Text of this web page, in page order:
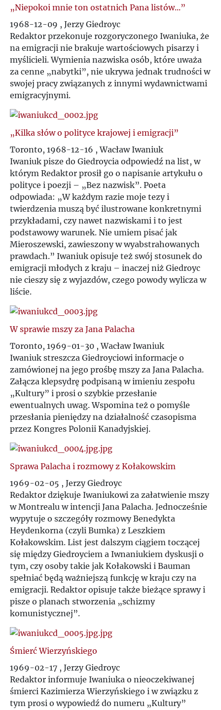
T
U
V
Ż
„Niepokoi mnie ton ostatnich Pana listów...”
1968-12-09 , Jerzy Giedroyc
Redaktor przekonuje rozgoryczonego Iwaniuka, że
na emigracji nie brakuje wartościowych pisarzy i
myślicieli. Wymienia nazwiska osób, które uważa
za cenne „nabytki”, nie ukrywa jednak trudności w
swojej pracy związanych z innymi wydawnictwami
emigracyjnymi.
„Kilka słów o polityce krajowej i emigracji”
Toronto, 1968-12-16 , Wacław Iwaniuk
Iwaniuk pisze do Giedroycia odpowiedź na list, w
którym Redaktor prosił go o napisanie artykułu o
polityce i poezji – „Bez nazwisk”. Poeta
odpowiada: „W każdym razie moje tezy i
twierdzenia muszą być ilustrowane konkretnymi
przykładami, czy nawet nazwiskami i to jest
podstawowy warunek. Nie umiem pisać jak
Mieroszewski, zawieszony w wyabstrahowanych
prawdach.” Iwaniuk opisuje też swój stosunek do
emigracji młodych z kraju – inaczej niż Giedroyc
nie cieszy się z wyjazdów, czego powody wylicza w
liście.
W sprawie mszy za Jana Palacha
Toronto, 1969-01-30 , Wacław Iwaniuk
Iwaniuk streszcza Giedroyciowi informacje o
zamówionej na jego prośbę mszy za Jana Palacha.
Załącza klepsydrę podpisaną w imieniu zespołu
„Kultury” i prosi o szybkie przesłanie
ewentualnych uwag. Wspomina też o pomyśle
przesłania pieniędzy na działalność czasopisma
przez Kongres Polonii Kanadyjskiej.
Sprawa Palacha i rozmowy z Kołakowskim
1969-02-05 , Jerzy Giedroyc
Redaktor dziękuje Iwaniukowi za załatwienie mszy
w Montrealu w intencji Jana Palacha. Jednocześnie
wypytuje o szczegóły rozmowy Benedykta
Heydenkorna (czyli Bumka) z Leszkiem
Kołakowskim. List jest dalszym ciągiem toczącej
się między Giedroyciem a Iwnaniukiem dyskusji o
tym, czy osoby takie jak Kołakowski i Bauman
spełniać będą ważniejszą funkcję w kraju czy na
emigracji. Redaktor opisuje także bieżące sprawy i
pisze o planach stworzenia „schizmy
komunistycznej”.
Śmierć Wierzyńskiego
1969-02-17 , Jerzy Giedroyc
Redaktor informuje Iwaniuka o nieoczekiwanej
śmierci Kazimierza Wierzyńskiego i w związku z
tym prosi o wypowiedź do numeru „Kultury”